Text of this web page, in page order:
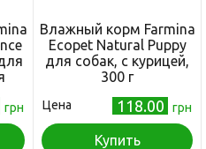
г
грн
Влажный корм Farmina
Ecopet Natural Puppy
для собак, с курицей,
300 г
Цена 118.00 грн
Купить